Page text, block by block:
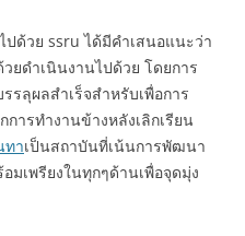
ปด้วย ssru ได้มีคำเสนอแนะว่า
ยดำเนินงานไปด้วย โดยการ
ลุผลสำเร็จสำหรับเพื่อการ
ารทำงานข้างหลังเลิกเรียน
ทาเป็นสถาบันที่เน้นการพัฒนา
เพรียงในทุกๆด้านเพื่อจุดมุ่ง